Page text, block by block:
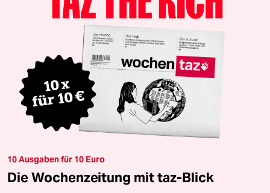
10 Ausgaben für 10 Euro
Die Wochenzeitung mit taz-Blick